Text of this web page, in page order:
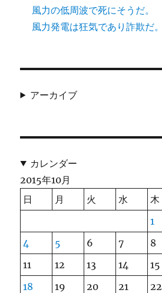
風力の低周波で死にそうだ。
風力発電は狂気であり詐欺だ。
アーカイブ
カレンダー
2015年10月
日
月 火 水 木
1
4
5 6 7 8
11
12 13 14 15
18
19 20 21 22